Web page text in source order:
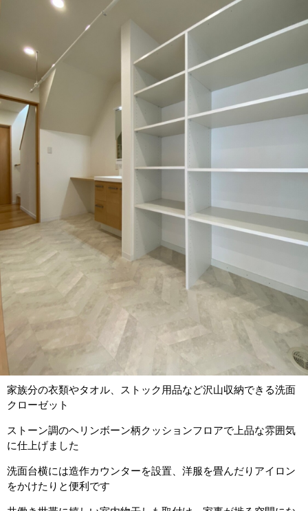
家族分の衣類やタオル、ストック用品など沢山収納できる洗面
クローゼット
ストーン調のヘリンボーン柄クッションフロアで上品な雰囲気
に仕上げました
洗面台横には造作カウンターを設置、洋服を畳んだりアイロン
をかけたりと便利です